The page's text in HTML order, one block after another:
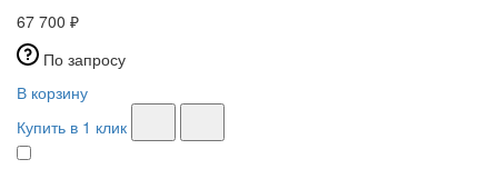
67 700 ₽
По запросу
В корзину
Купить в 1 клик